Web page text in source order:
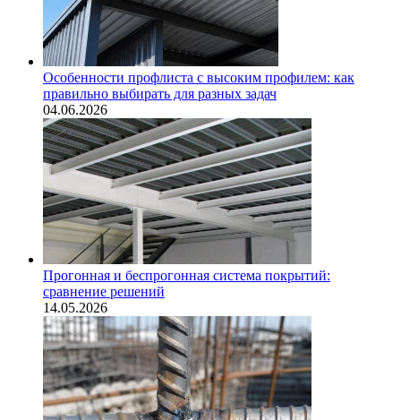
Особенности профлиста с высоким профилем: как
правильно выбирать для разных задач
04.06.2026
Прогонная и беспрогонная система покрытий:
сравнение решений
14.05.2026